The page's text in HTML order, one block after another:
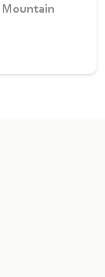
Mountain